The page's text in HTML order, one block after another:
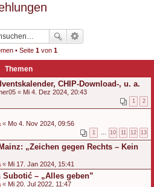
• Seite 1 von 1
Themen
CHIP-Download-, u. a.
« Mi 4. Dez 2024, 20:43
1 2
« Mo 4. Nov 2024, 09:56
1 10 11 12 13
„Zeichen gegen Rechts – Kein
« Mi 17. Jan 2024, 15:41
Subotić – „Alles geben”
« Mi 20. Jul 2022, 11:47